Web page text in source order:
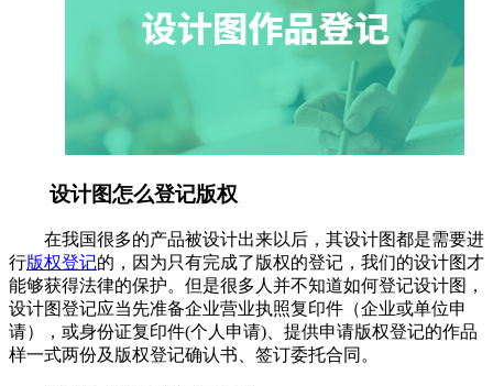
设计图怎么登记版权
在我国很多的产品被设计出来以后，其设计图都是需要进
行版权登记的，因为只有完成了版权的登记，我们的设计图才
能够获得法律的保护。但是很多人并不知道如何登记设计图，
设计图登记应当先准备企业营业执照复印件（企业或单位申
请），或身份证复印件(个人申请)、提供申请版权登记的作品
样一式两份及版权登记确认书、签订委托合同。